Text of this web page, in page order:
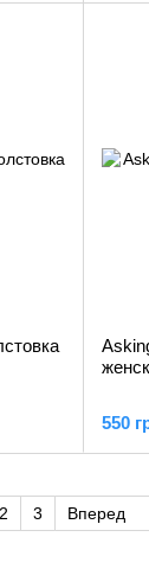
550
2 3 Вперед